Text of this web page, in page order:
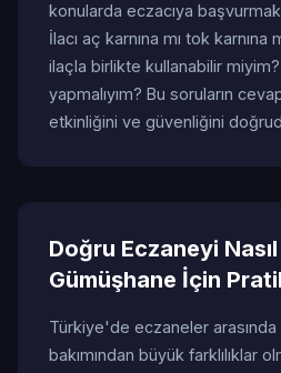
konularda eczacıya
İlacı aç karnına mı tok karnına
ilaçla birlikte kullanabilir
yapmalıyım? Bu soruların
etkinliğini ve güvenliğini
Doğru Eczaneyi
Gümüşhane İçin
Türkiye'de eczaneler
bakımından büyük farklılıklar